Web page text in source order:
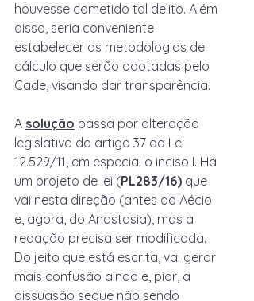
houvesse cometido tal delito. Além
disso, seria conveniente
estabelecer as metodologias de
cálculo que serão adotadas pelo
Cade, visando dar transparência.
A solução passa por alteração
legislativa do artigo 37 da Lei
12.529/11, em especial o inciso I. Há
um projeto de lei (PL283/16) que
vai nesta direção (antes do Aécio
e, agora, do Anastasia), mas a
redação precisa ser modificada.
Do jeito que está escrita, vai gerar
mais confusão ainda e, pior, a
dissuasão segue não sendo